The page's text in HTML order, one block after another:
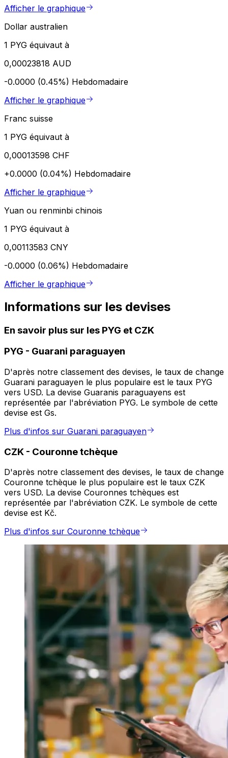
Afficher le graphique
Dollar australien
1 PYG équivaut à
0,00023818 AUD
-0.0000 (0.45%) Hebdomadaire
Afficher le graphique
Franc suisse
1 PYG équivaut à
0,00013598 CHF
+0.0000 (0.04%) Hebdomadaire
Afficher le graphique
Yuan ou renminbi chinois
1 PYG équivaut à
0,00113583 CNY
-0.0000 (0.06%) Hebdomadaire
Afficher le graphique
Informations sur les devises
En savoir plus sur les PYG et CZK
PYG - Guarani paraguayen
D'après notre classement des devises, le taux de change
Guarani paraguayen le plus populaire est le taux PYG
vers USD. La devise Guaranis paraguayens est
représentée par l'abréviation PYG. Le symbole de cette
devise est Gs.
Plus d'infos sur Guarani paraguayen
CZK - Couronne tchèque
D'après notre classement des devises, le taux de change
Couronne tchèque le plus populaire est le taux CZK
vers USD. La devise Couronnes tchèques est
représentée par l'abréviation CZK. Le symbole de cette
devise est Kč.
Plus d'infos sur Couronne tchèque